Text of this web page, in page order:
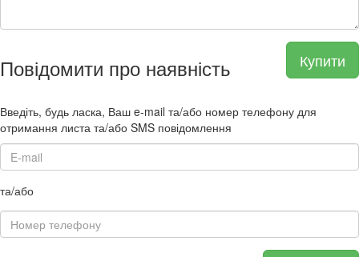
Купити
Повідомити про наявність
Введіть, будь ласка, Ваш e-mail та/або номер телефону для
отримання листа та/або SMS повідомлення
та/або